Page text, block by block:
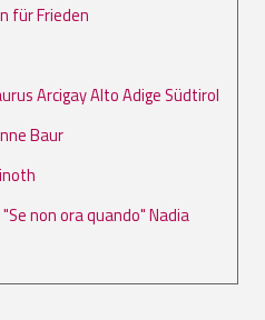
für Frieden
Arcigay Alto Adige Südtirol
Baur
non ora quando" Nadia